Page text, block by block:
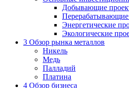
Добывающие
Энергетические
Экологические
3 Обзор рынка металлов
Никель
Медь
Палладий
Платина
4 Обзор бизнеса